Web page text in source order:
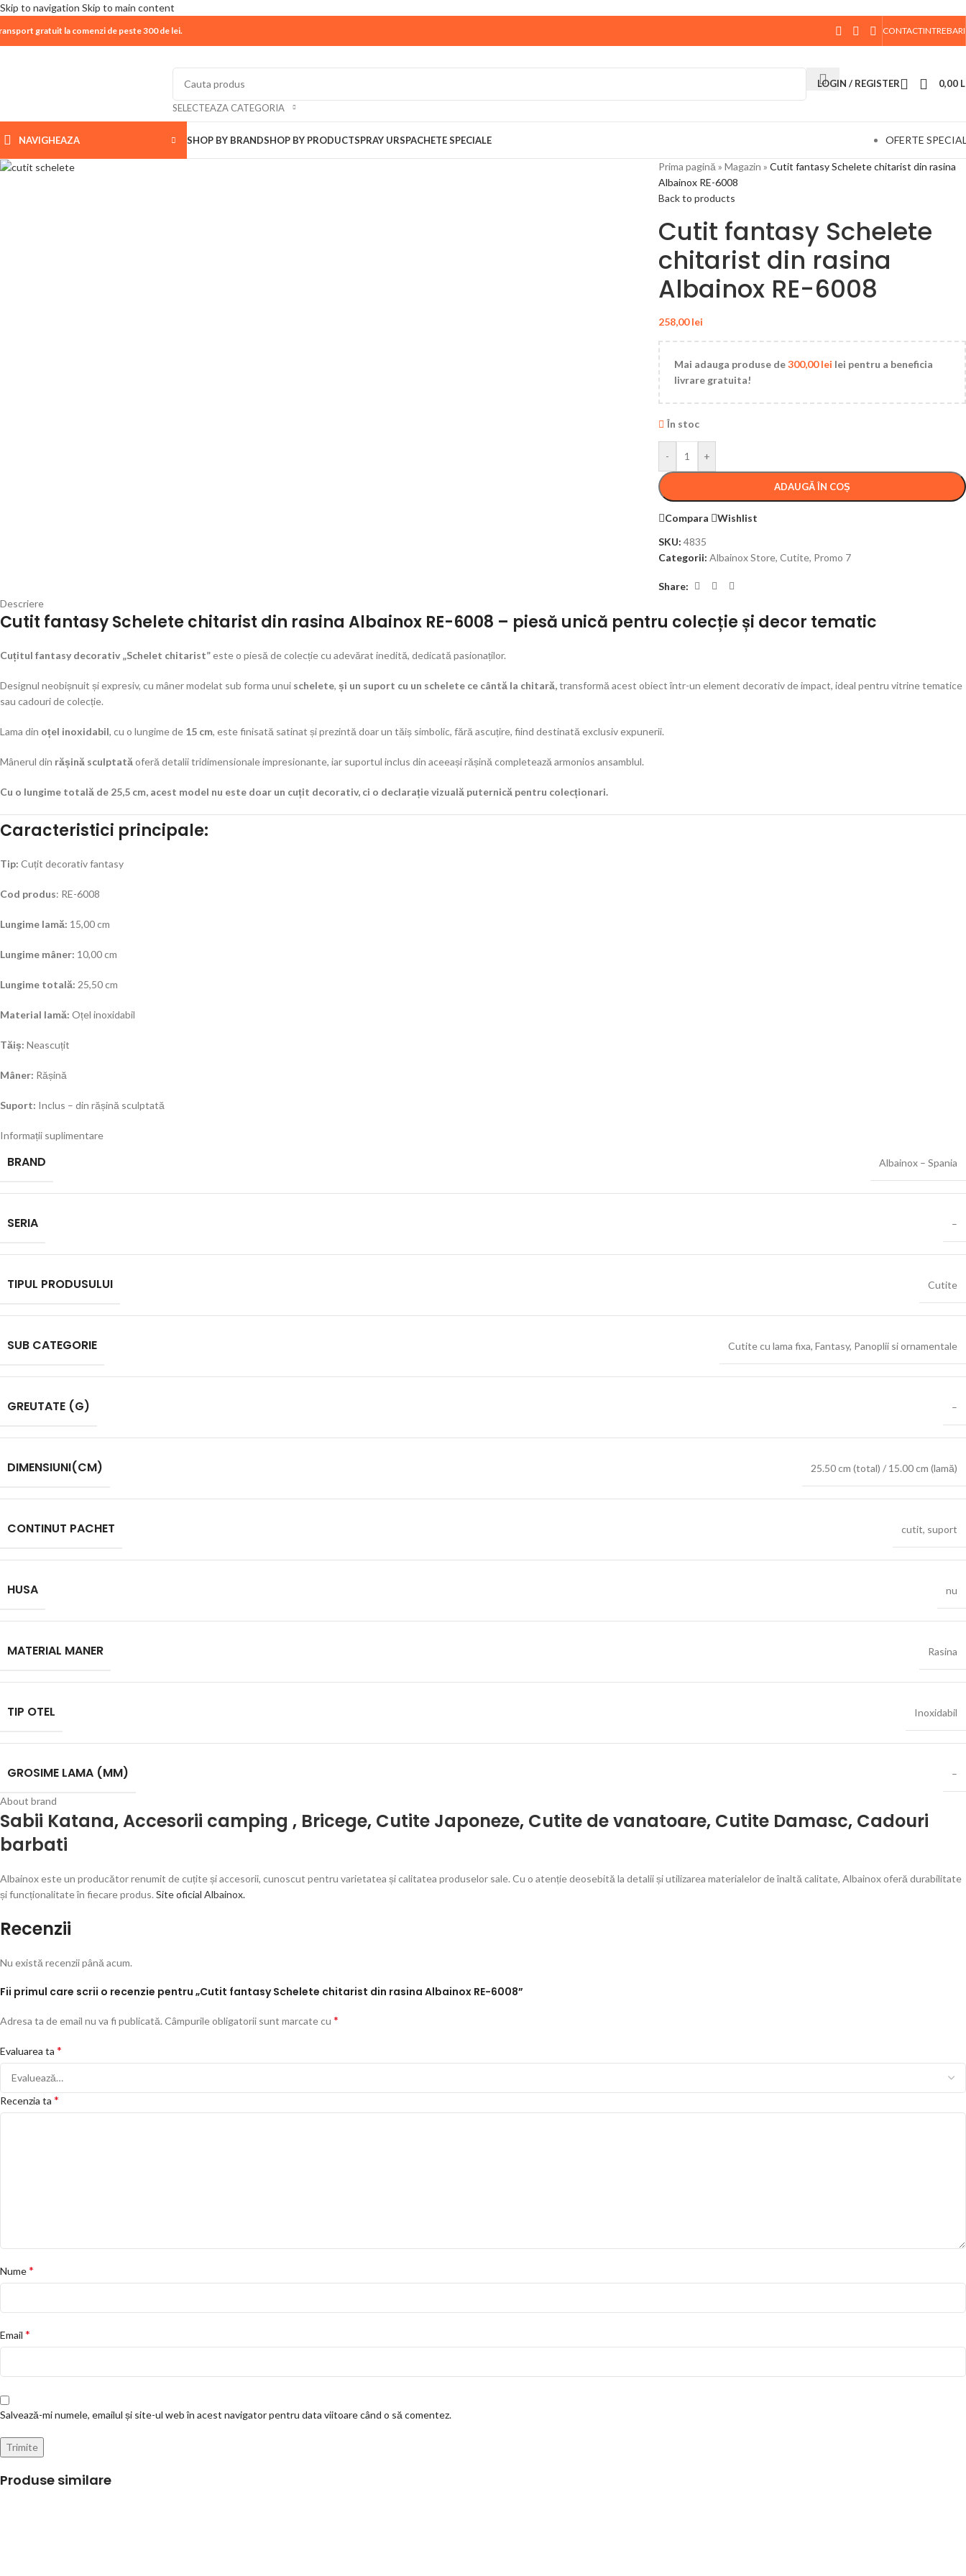
Skip to navigation Skip to main content
| 📦 Program livrari|In perioada11 August - 18 August,magazinul KPRO este inchis. Comenziile plasate pana in data de 10 August, la ora 15:00, vor fi expediate. Va
multumim pentru intelegere!
gratuit la comenzi de peste 300 de lei. CONTACTINTREBARI
SELECTEAZA CATEGORIA
LOGIN / REGISTER 0,00
NAVIGHEAZA SHOP BY BRANDSHOP BY PRODUCTSPRAY URSPACHETE SPECIALE OFERTE
Prima pagină » Magazin » Cutit fantasy Schelete chitarist din rasina
Albainox RE-6008
Back to products
Cutit fantasy Schelete
chitarist din rasina
Albainox RE-6008
258,00lei
Mai adauga produse de300,00lei lei pentru a beneficia
livrare gratuita!
În stoc
- +
ADAUGĂ ÎN COȘ
Compara
Wishlist
SKU: 4835
Categorii: Albainox Store, Cutite, Promo 7
Share:
Descriere
Cutit fantasy Schelete chitarist din rasina Albainox RE-6008 – piesă unică pentru colecție și decor tematic
Cuțitul fantasy decorativ „Schelet chitarist”este o piesă de colecție cu adevărat inedită, dedicată pasionaților.
Designul neobișnuit și expresiv, cu mâner modelat sub forma unui schelete, și un suport cu un schelete ce cântă la chitară,transformă acest obiect într-un element decorativ de impact, ideal pentru vitrine tematice
sau cadouri de colecție.
Lama din oțel inoxidabil, cu o lungime de 15 cm, este finisată satinat și prezintă doar un tăiș simbolic, fără ascuțire, fiind destinată exclusiv expunerii.
Mânerul din rășină sculptatăoferă detalii tridimensionale impresionante, iar suportul inclus din aceeași rășină completează armonios ansamblul.
Cu o lungime totală de 25,5 cm, acest model nu este doar un cuțit decorativ, ci o declarație vizuală puternică pentru colecționari.
Caracteristici principale:
Tip: Cuțit decorativ fantasy
Cod produs: RE-6008
Lungime lamă: 15,00 cm
Lungime mâner: 10,00 cm
Lungime totală: 25,50 cm
Material lamă: Oțel inoxidabil
Tăiș: Neascuțit
Mâner: Rășină
Suport: Inclus – din rășină sculptată
Informații suplimentare
BRAND Albainox – Spania
SERIA –
TIPUL PRODUSULUI Cutite
SUB CATEGORIE Cutite cu lama fixa, Fantasy, Panoplii si ornamentale
GREUTATE (G) –
DIMENSIUNI(CM) 25.50 cm (total) / 15.00 cm (lamă)
CONTINUT PACHET cutit, suport
HUSA nu
MATERIAL MANER Rasina
TIP OTEL Inoxidabil
GROSIME LAMA (MM) –
About brand
Sabii Katana,Accesorii camping , Bricege, Cutite Japoneze, Cutite de vanatoare, Cutite Damasc, Cadouri
barbati
Albainox este un producător renumit de cuțite și accesorii, cunoscut pentru varietatea și calitatea produselor sale. Cu o atenție deosebită la detalii și utilizarea materialelor de înaltă calitate, Albainox oferă durabilitate
și funcționalitate în fiecare produs. Site oficial Albainox.
Recenzii
Nu există recenzii până acum.
Fii primul care scrii o recenzie pentru „Cutit fantasy Schelete chitarist din rasina Albainox RE-6008”
Adresa ta de email nu va fi publicată. Câmpurile obligatorii sunt marcate cu *
Evaluarea ta *
Recenzia ta *
Nume*
Email *
Salvează-mi numele, emailul și site-ul web în acest navigator pentru data viitoare când o să comentez.
Produse similare